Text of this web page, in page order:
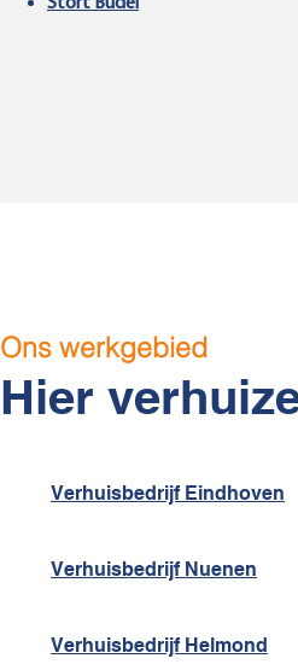
Ons werkgebied
Hier
Verhuisbedrijf Eindhoven
Verhuisbedrijf Nuenen
Verhuisbedrijf Helmond